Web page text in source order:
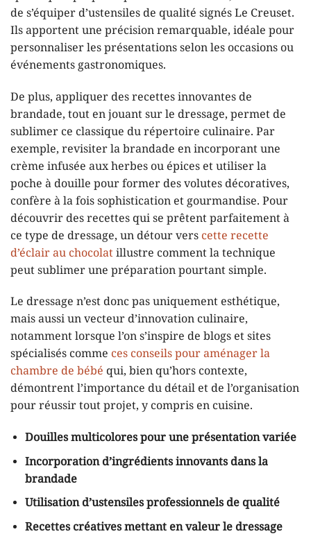
de s’équiper d’ustensiles de qualité signés Le Creuset.
Ils apportent une précision remarquable, idéale pour
personnaliser les présentations selon les occasions ou
événements gastronomiques.
De plus, appliquer des recettes innovantes de
brandade, tout en jouant sur le dressage, permet de
sublimer ce classique du répertoire culinaire. Par
exemple, revisiter la brandade en incorporant une
crème infusée aux herbes ou épices et utiliser la
poche à douille pour former des volutes décoratives,
confère à la fois sophistication et gourmandise. Pour
découvrir des recettes qui se prêtent parfaitement à
ce type de dressage, un détour vers cette recette
d’éclair au chocolatillustre comment la technique
peut sublimer une préparation pourtant simple.
Le dressage n’est donc pas uniquement esthétique,
mais aussi un vecteur d’innovation culinaire,
notamment lorsque l’on s’inspire de blogs et sites
spécialisés comme ces conseils pour aménager la
chambre de bébé qui, bien qu’hors contexte,
démontrent l’importance du détail et de l’organisation
pour réussir tout projet, y compris en cuisine.
Douilles multicolores pour une présentation variée
Incorporation d’ingrédients innovants dans la
brandade
Utilisation d’ustensiles professionnels de qualité
Recettes créatives mettant en valeur le dressage